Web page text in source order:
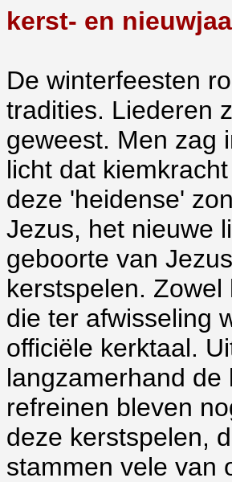
kerst- en
De winterfeesten
tradities. Liederen
geweest. Men zag
licht dat
deze 'heidense'
Jezus, het nieuwe
geboorte van
kerstspelen.
die ter afwisseling
officiële kerktaal.
langzamerhand
refreinen bleven
deze kerstspelen,
stammen vele van